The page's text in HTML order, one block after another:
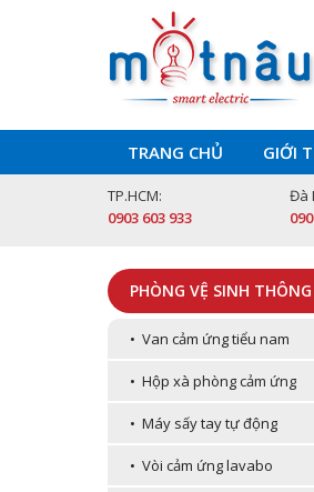
TRANG CHỦ GIỚI
TP.HCM:
0903 603 933
Đà
PHÒNG VỆ SINH
• Van cảm ứng tiểu nam
• Hộp xà phòng cảm ứng
• Máy sấy tay tự động
• Vòi cảm ứng lavabo